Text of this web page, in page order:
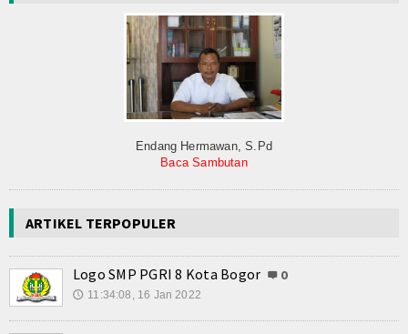
Endang Hermawan, S.Pd
Baca Sambutan
ARTIKEL TERPOPULER
Logo SMP PGRI 8 Kota Bogor 0
🕔 11:34:08, 16 Jan 2022